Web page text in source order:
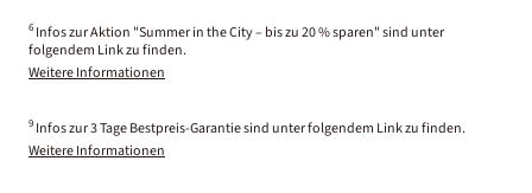
6 Infos zur Aktion "Summer in the City – bis zu 20 % sparen" sind unter
folgendem Link zu finden.
Weitere Informationen
9 Infos zur 3 Tage Bestpreis-Garantie sind unter folgendem Link zu finden.
Weitere Informationen